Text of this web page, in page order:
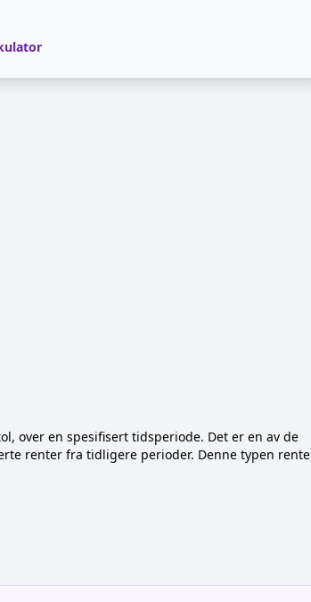
over en spesifisert tidsperiode. Det er en av de
renter fra tidligere perioder. Denne typen rente